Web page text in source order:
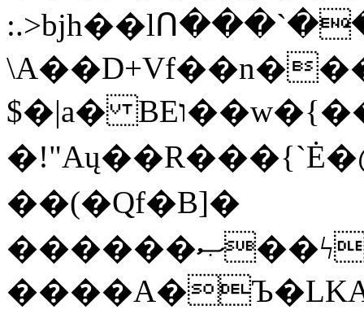
$�|a� BEו��w�{���;���q�X��d%�������W� hU�(�1�Ū}9�S�F<��i�L3�;�
��(�Qf�B]�
������ޞ��ϟak��r��_39$�8�p���7�2�yIZ�R��x��/